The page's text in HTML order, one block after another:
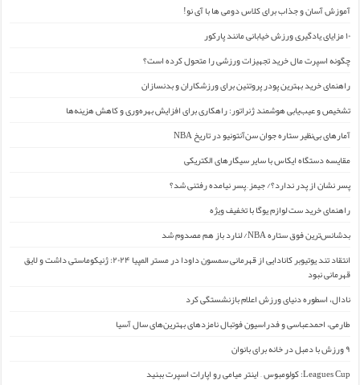
آموزش آسان و جذاب برای کلاس دومی ها با آی نو!
۱۰ مزایای یادگیری ورزش خیابانی مانند پارکور
چگونه اسپرت مال خرید تجهیزات ورزشی را متحول کرده است؟
راهنمای خرید بهترین پودر پروتئین برای ورزشکاران و بدنسازان
تشخیص و عیب‌یابی هوشمند ژنراتور: راهکاری برای افزایش بهره‌وری و کاهش هزینه‌ها
آمارهای بی‌نظیر ستاره جوان سن‌آنتونیو در تاریخ NBA
مقایسه دستگاه ایکاس با سایر سیگارهای الکتریکی
پسر نشان از پدر ندارد؟/ جیمز ِ پسر نیامده رفتنی شد؟
راهنمای خرید ست لوازم یوگا با تخفیف ویژه
بدشانس‌ترین فوق ستاره NBA/ لنارد باز هم مصدوم شد
انتقاد تند یوتیوبر کانادایی از قهرمانی سمسون داودا در مستر المپیا ۲۰۲۴: ژنیکوماستی داشت و لایق
قهرمانی نبود
نادال، اسطوره دنیای ورزش اعلام بازنشستگی کرد
طارمی، احمدعباسی و فدراسیون فوتبال نامزدهای بهترین‌های سال آسیا
۹ ورزش با دمبل در خانه برای بانوان
Leagues Cup: کولومبوس – اینتر میامی رو اپارات اسپرت ببنید